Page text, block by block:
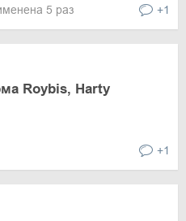
5 раз +1
Roybis, Harty
+1